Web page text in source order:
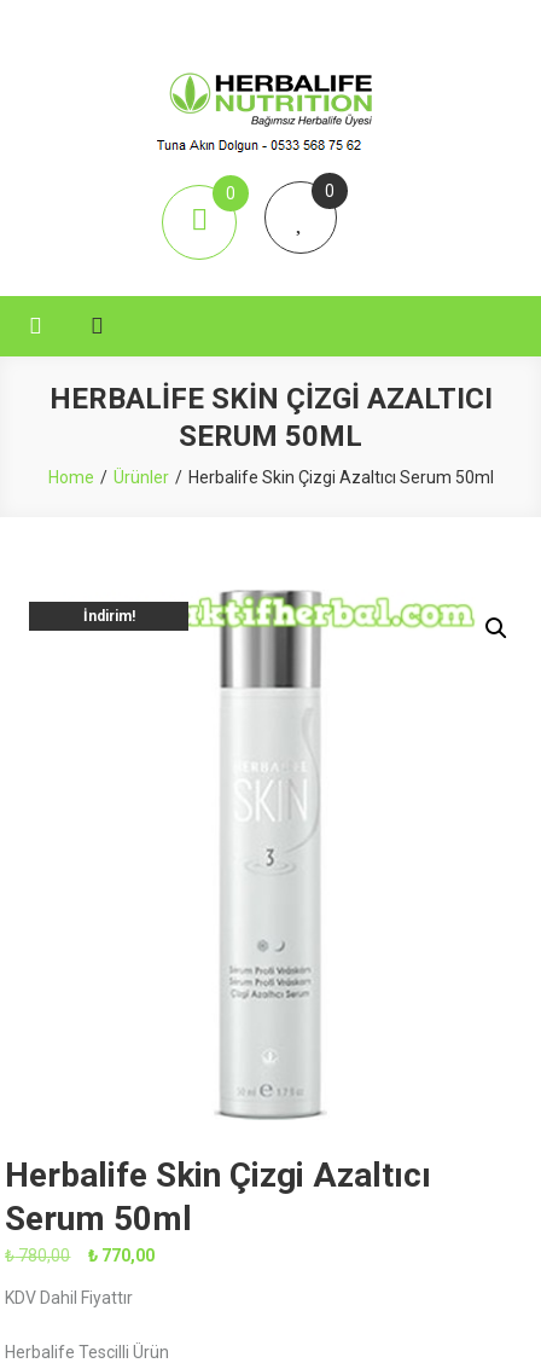
Aktif Herbal
Herbalife Çay, Herbalife Shake, Herbalife Nutrition, Herbalife Set,
0
items
0
HERBALIFE SKIN ÇIZGI AZALTICI
SERUM 50ML
Home Ürünler Herbalife Skin Çizgi Azaltıcı Serum 50ml
İndirim!
Herbalife Skin Çizgi Azaltıcı
Serum 50ml
₺780,00
Orijinal
₺ 770,00Şu
₺ 770,00.
KDV Dahil Fiyattır
Herbalife Tescilli Ürün